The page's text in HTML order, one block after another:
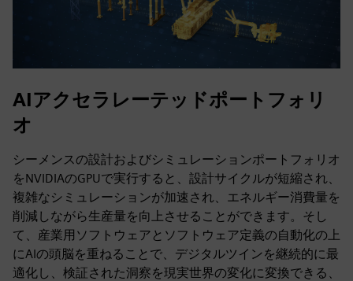
AIアクセラレーテッドポートフォリ
オ
シーメンスの設計およびシミュレーションポートフォリオ
をNVIDIAのGPUで実行すると、設計サイクルが短縮され、
複雑なシミュレーションが加速され、エネルギー消費量を
削減しながら生産量を向上させることができます。そし
て、産業用ソフトウェアとソフトウェア定義の自動化の上
にAIの頭脳を重ねることで、デジタルツインを継続的に最
適化し、検証された洞察を現実世界の変化に変換できる、